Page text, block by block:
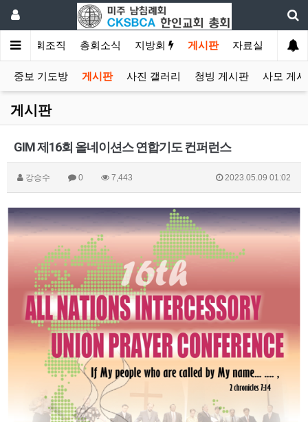
총회조직 총회소식 지방회 게시판 자료실
중보 기도방 게시판 사진 갤러리 청빙 게시판 사모 게
게시판
GIM 제16회 올네이션스 연합기도 컨퍼런스
강승수 0 7,443 2023.05.09 01:02